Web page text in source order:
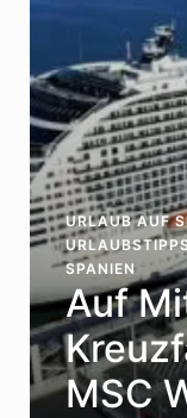
URLAUB AUF
SPANIEN
Auf
MSC